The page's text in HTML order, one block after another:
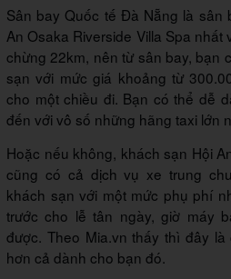
Sân bay Quốc tế Đà Nẵng là sân
An Osaka Riverside Villa Spa
chừng 22km, nên từ sân bay, bạn
sạn với mức giá khoảng từ
cho một chiều đi. Bạn có thể dễ
đến với vô số những hãng taxi lớn
Hoặc nếu không, khách sạn Hội
cũng có cả dịch vụ xe trung
khách sạn với một mức phụ phí
trước cho lễ tân ngày, giờ máy
được. Theo Mia.vn thấy thì đây
hơn cả dành cho bạn đó.